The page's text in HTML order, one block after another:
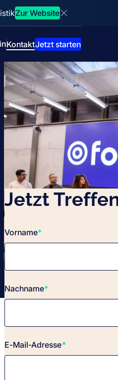
Zur Website
Dismiss
KontaktJetzt starten
Jetzt
Vorname*
Nachname*
E-Mail-Adresse*